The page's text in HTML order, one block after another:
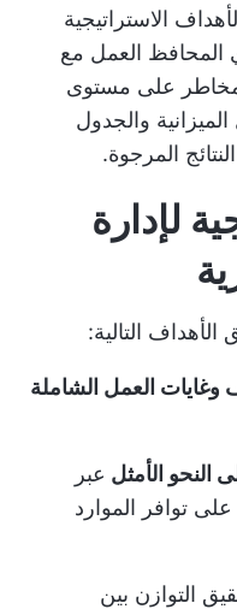
الاستراتيجية
المحافظ العمل مع
على مستوى
والجدول
المرجوة.
لإدارة
التالية:
وغايات العمل الشاملة
النحو الأمثل عبر
توافر الموارد
التوازن بين